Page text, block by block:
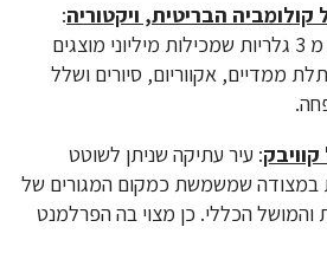
קולומביה הבריטית, ויקטוריה:
מוזיאון עשיר מורכב מ 3 גלריות שמכילות מיליוני מוצגים
ממדיים, אקווריום, סיורים ושלל
: עיר עתיקה שניתן לשוטט
במצודה שמשמשת כמקום המגורים של
והמושל הכללי. כן מצוי בה הפרלמנט